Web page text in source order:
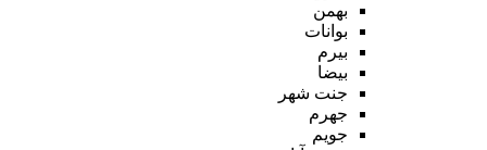
بهمن
بوانات
بیرم
بیضا
جنت شهر
جهرم
جویم